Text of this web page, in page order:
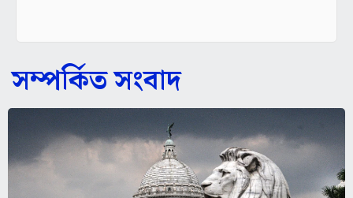
সম্পর্কিত সংবাদ